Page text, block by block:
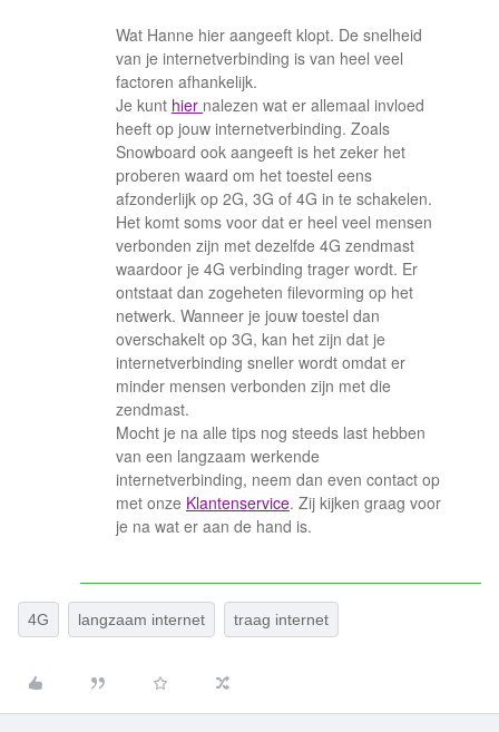
Wat Hanne hier aangeeft klopt. De snelheid
van je internetverbinding is van heel veel
factoren afhankelijk.
Je kunt hier nalezen wat er allemaal invloed
heeft op jouw internetverbinding. Zoals
Snowboard ook aangeeft is het zeker het
proberen waard om het toestel eens
afzonderlijk op 2G, 3G of 4G in te schakelen.
Het komt soms voor dat er heel veel mensen
verbonden zijn met dezelfde 4G zendmast
waardoor je 4G verbinding trager wordt. Er
ontstaat dan zogeheten filevorming op het
netwerk. Wanneer je jouw toestel dan
overschakelt op 3G, kan het zijn dat je
internetverbinding sneller wordt omdat er
minder mensen verbonden zijn met die
zendmast.
Mocht je na alle tips nog steeds last hebben
van een langzaam werkende
internetverbinding, neem dan even contact op
met onze Klantenservice. Zij kijken graag voor
je na wat er aan de hand is.
4G langzaam internet traag internet